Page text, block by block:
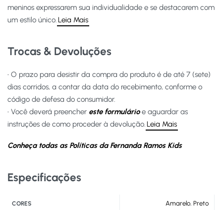
meninos expressarem sua individualidade e se destacarem com
um estilo único. Leia Mais
Trocas & Devoluções
• O prazo para desistir da compra do produto é de até 7 (sete)
dias corridos, a contar da data do recebimento, conforme o
código de defesa do consumidor.
• Você deverá preencher este formulárioe aguardar as
instruções de como proceder à devolução.Leia Mais
Conheça todas as Políticas da Fernanda Ramos Kids
Especificações
CORES Amarelo, Preto